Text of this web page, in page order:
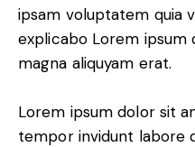
ipsam voluptatem quia
explicabo Lorem
magna aliquyam erat.
Lorem ipsum dolor sit
tempor invidunt labore